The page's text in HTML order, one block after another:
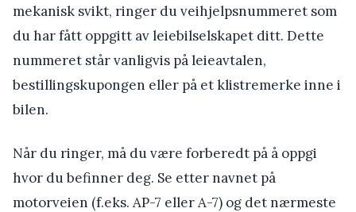
mekanisk svikt, ringer du veihjelpsnummeret som
du har fått oppgitt av leiebilselskapet ditt. Dette
nummeret står vanligvis på leieavtalen,
bestillingskupongen eller på et klistremerke inne i
bilen.
Når du ringer, må du være forberedt på å oppgi
hvor du befinner deg. Se etter navnet på
motorveien (f.eks. AP-7 eller A-7) og det nærmeste